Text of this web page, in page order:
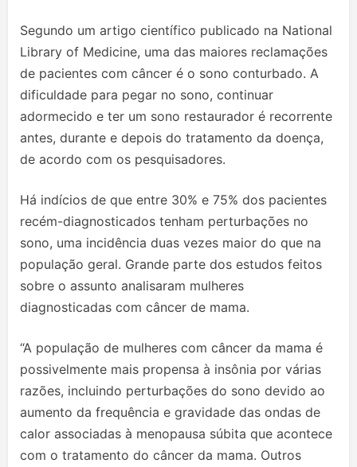
Segundo um artigo científico publicado na National
Library of Medicine, uma das maiores reclamações
de pacientes com câncer é o sono conturbado. A
dificuldade para pegar no sono, continuar
adormecido e ter um sono restaurador é recorrente
antes, durante e depois do tratamento da doença,
de acordo com os pesquisadores.
Há indícios de que entre 30% e 75% dos pacientes
recém-diagnosticados tenham perturbações no
sono, uma incidência duas vezes maior do que na
população geral. Grande parte dos estudos feitos
sobre o assunto analisaram mulheres
diagnosticadas com câncer de mama.
“A população de mulheres com câncer da mama é
possivelmente mais propensa à insônia por várias
razões, incluindo perturbações do sono devido ao
aumento da frequência e gravidade das ondas de
calor associadas à menopausa súbita que acontece
com o tratamento do câncer da mama. Outros